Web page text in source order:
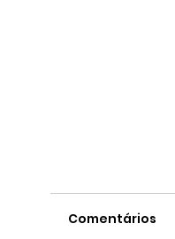
Comentários